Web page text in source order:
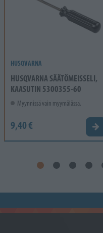
HUSQVARNA
HUSQVARNA SÄÄTÖMEISSELI,
KAASUTIN 5300355-60
Myynnissä vain myymälässä.
9,40 €